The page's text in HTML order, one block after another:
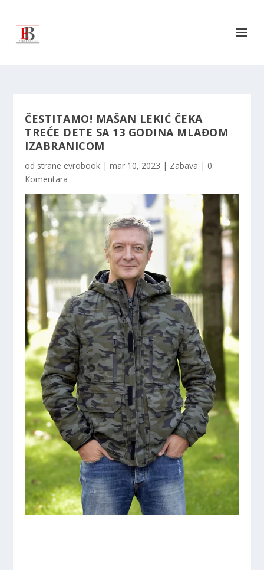
ČESTITAMO! MAŠAN LEKIĆ ČEKA
TREĆE DETE SA 13 GODINA MLAĐOM
IZABRANICOM
od strane evrobook |mar 10, 2023 | Zabava | 0
Komentara